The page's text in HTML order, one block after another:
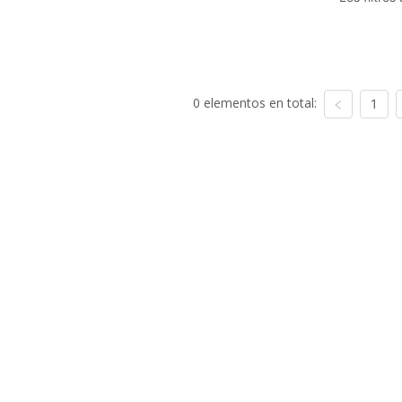
0 elementos en total: 1